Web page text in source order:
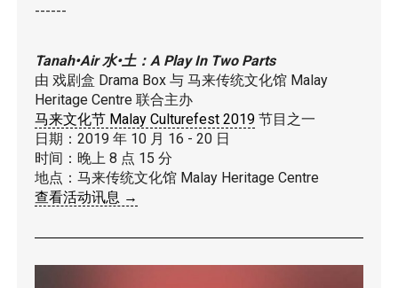
------
Tanah•Air 水•土：A Play In Two Parts
由 戏剧盒 Drama Box 与 马来传统文化馆 Malay
Heritage Centre 联合主办
马来文化节 Malay Culturefest 2019 节目之一
日期：2019 年 10 月 16 - 20 日
时间：晚上 8 点 15 分
地点：马来传统文化馆 Malay Heritage Centre
查看活动讯息 →